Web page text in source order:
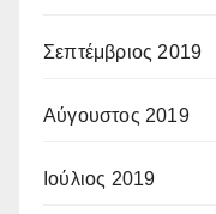
Σεπτέμβριος 2019
Αύγουστος 2019
Ιούλιος 2019